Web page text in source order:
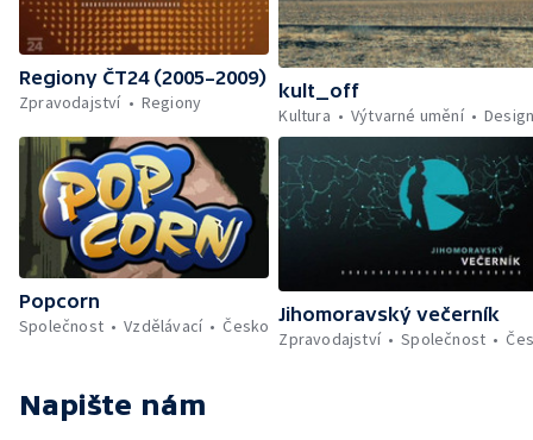
Regiony ČT24 (2005–2009)
Zpravodajství
Regiony
kult_off
Kultura
Výtvarné umění
Popcorn
Společnost
Vzdělávací Česko
Jihomoravský večerník
Zpravodajství
Společnost
Napište nám